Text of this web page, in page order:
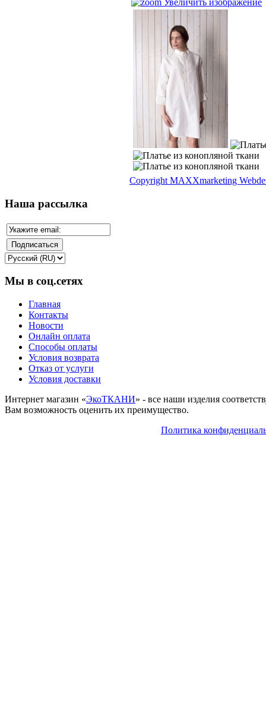
Увеличить изображение
Copyright MAXXmarketing
Наша рассылка
Мы в соц.сетях
Главная
Контакты
Новости
Онлайн оплата
Способы оплаты
Условия возврата
Отказ от услуги
Условия доставки
Интернет магазин «ЭкоТКАНИ» - все наши изделия
Вам возможность оценить их преимущество.
Политика